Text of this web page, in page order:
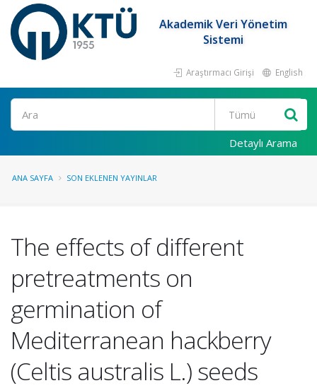
Akademik Veri Yönetim
Sistemi
Araştırmacı Girişi English
Ara
Detaylı Arama
ANA SAYFA SON EKLENEN YAYINLAR
The effects of different
pretreatments on
germination of
Mediterranean hackberry
(Celtis australis L.) seeds